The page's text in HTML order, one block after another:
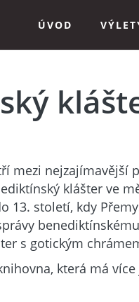
ÚVOD
mezi nejzajímavější
klášter ve
13. století, kdy
s gotickým
která má více